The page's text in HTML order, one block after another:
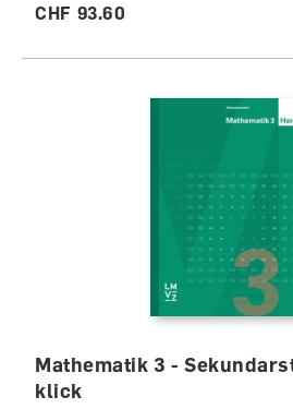
CHF 93.60
Mathematik 3 -
klick